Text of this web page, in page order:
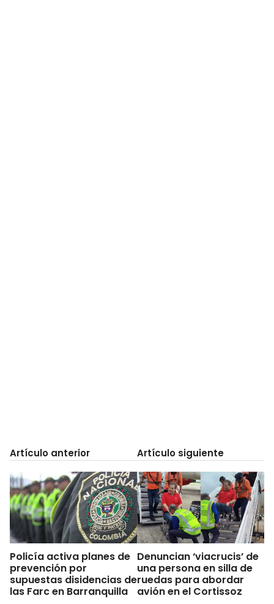
Artículo anterior
Policía activa planes de
prevención por
supuestas disidencias de
las Farc en Barranquilla
Artículo siguiente
Denuncian ‘viacrucis’ de
una persona en silla de
ruedas para abordar
avión en el Cortissoz